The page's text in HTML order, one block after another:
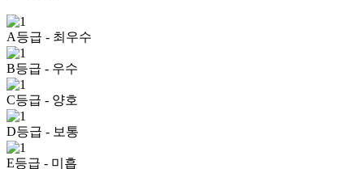
A등급 - 최우수
B등급 - 우수
C등급 - 양호
D등급 - 보통
E등급 - 미흡